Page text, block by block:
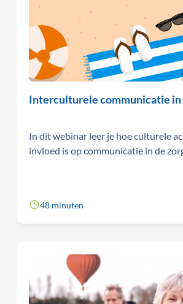
Interculturele communicatie in
In dit webinar leer je hoe culturele
invloed is op communicatie in de
48 minuten